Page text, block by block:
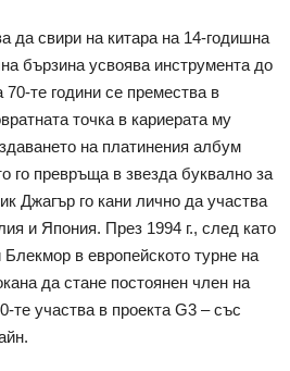
да свири на китара на 14-годишна
бързина усвоява инструмента до
те години се премества в
точка в кариерата му
на платинения албум
го превръща в звезда буквално за
Джагър го кани лично да участва
и Япония. През 1994 г., след като
в европейското турне на
да стане постоянен член на
те участва в проекта G3 – със